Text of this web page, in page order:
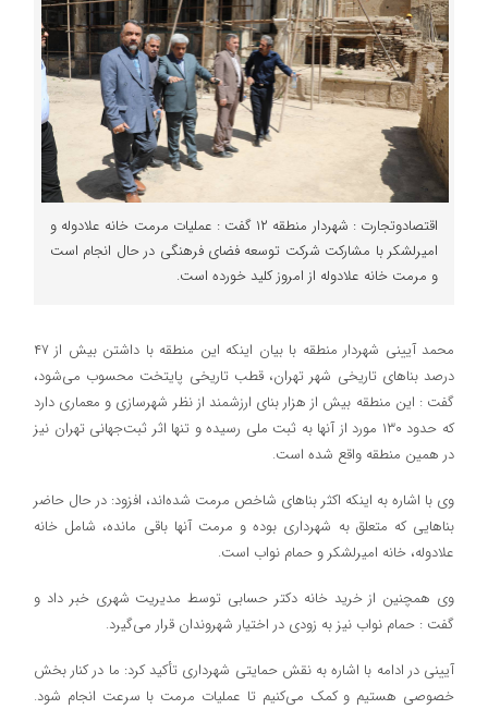
اقتصادوتجارت : شهردار منطقه ۱۲ گفت : عملیات مرمت خانه علادوله و
امیرلشکر با مشارکت شرکت توسعه فضای فرهنگی در حال انجام است
و مرمت خانه علادوله از امروز کلید خورده است.
محمد آیینی شهردار منطقه با بیان اینکه این منطقه با داشتن بیش از ۴۷
درصد بناهای تاریخی شهر تهران، قطب تاریخی پایتخت محسوب می‌شود،
گفت : این منطقه بیش از هزار بنای ارزشمند از نظر شهرسازی و معماری دارد
که حدود ۱۳۰ مورد از آنها به ثبت ملی رسیده و تنها اثر ثبت‌جهانی تهران نیز
در همین منطقه واقع شده است.
وی با اشاره به اینکه اکثر بناهای شاخص مرمت شده‌اند، افزود: در حال حاضر
بناهایی که متعلق به شهرداری بوده و مرمت آنها باقی مانده، شامل خانه
علادوله، خانه امیرلشکر و حمام نواب است.
وی همچنین از خرید خانه دکتر حسابی توسط مدیریت شهری خبر داد و
گفت : حمام نواب نیز به زودی در اختیار شهروندان قرار می‌گیرد.
آیینی در ادامه با اشاره به نقش حمایتی شهرداری تأکید کرد: ما در کنار بخش
خصوصی هستیم و کمک می‌کنیم تا عملیات مرمت با سرعت انجام شود.